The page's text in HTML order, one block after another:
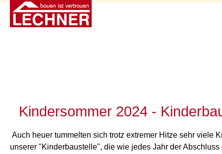
Kindersommer 2024 -
Auch heuer tummelten sich trotz extremer Hitze sehr viele
unserer "Kinderbaustelle", die wie jedes Jahr der Abschluss